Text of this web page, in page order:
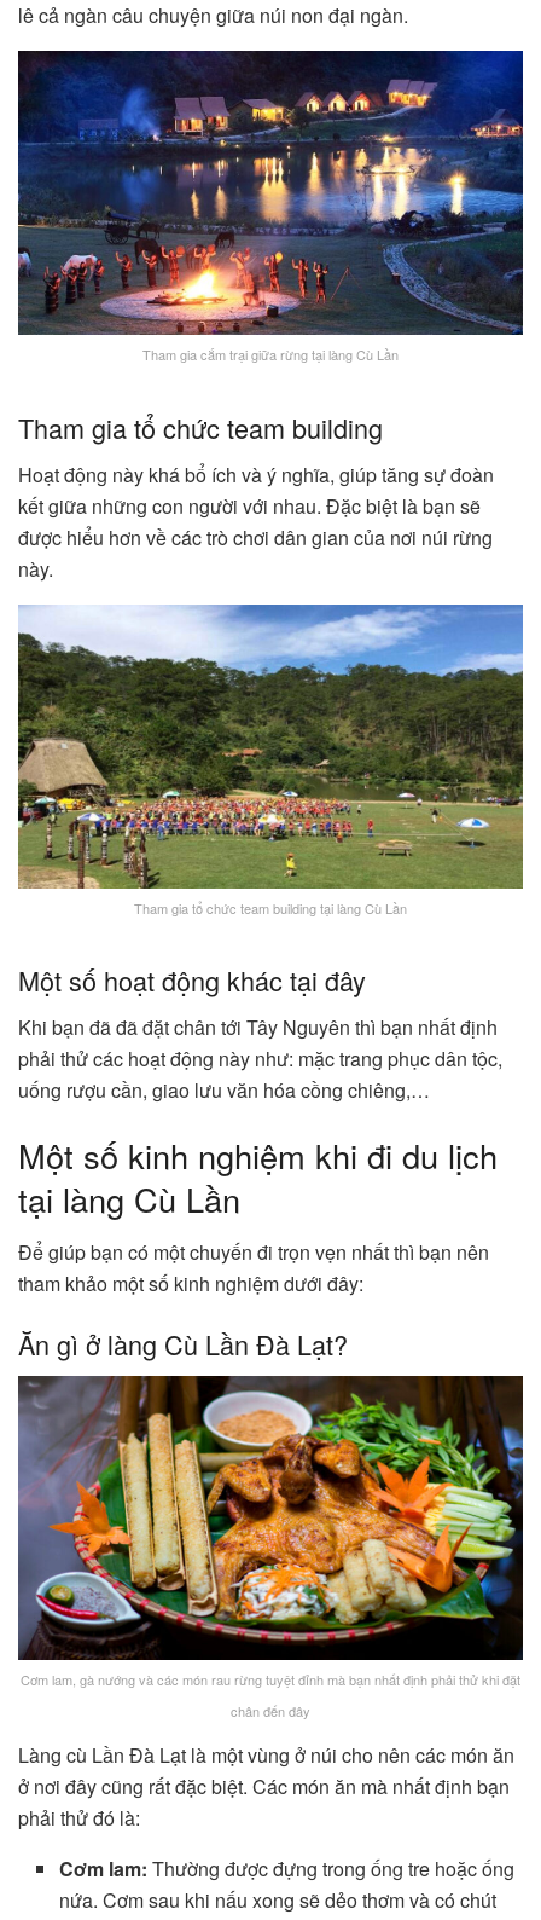
lê cả ngàn câu chuyện giữa núi non đại ngàn.
Tham gia cắm trại giữa rừng tại làng Cù Lần
Tham gia tổ chức team building
Hoạt động này khá bổ ích và ý nghĩa, giúp tăng sự đoàn
kết giữa những con người với nhau. Đặc biệt là bạn sẽ
được hiểu hơn về các trò chơi dân gian của nơi núi rừng
này.
Tham gia tổ chức team building tại làng Cù Lần
Một số hoạt động khác tại đây
Khi bạn đã đã đặt chân tới Tây Nguyên thì bạn nhất định
phải thử các hoạt động này như: mặc trang phục dân tộc,
uống rượu cần, giao lưu văn hóa cồng chiêng,…
Một số kinh nghiệm khi đi du lịch
tại làng Cù Lần
Để giúp bạn có một chuyến đi trọn vẹn nhất thì bạn nên
tham khảo một số kinh nghiệm dưới đây:
Ăn gì ở làng Cù Lần Đà Lạt?
Cơm lam, gà nướng và các món rau rừng tuyệt đỉnh mà bạn nhất định phải thử khi đặt
chân đến đây
Làng cù Lần Đà Lạt là một vùng ở núi cho nên các món ăn
ở nơi đây cũng rất đặc biệt. Các món ăn mà nhất định bạn
phải thử đó là:
Cơm lam: Thường được đựng trong ống tre hoặc ống
nứa. Cơm sau khi nấu xong sẽ dẻo thơm và có chút